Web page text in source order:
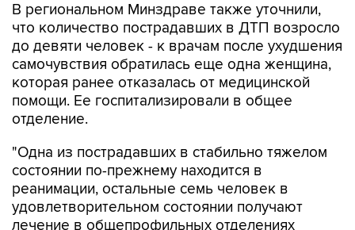
В региональном Минздраве также уточнили,
что количество пострадавших в ДТП возросло
до девяти человек - к врачам после ухудшения
самочувствия обратилась еще одна женщина,
которая ранее отказалась от медицинской
помощи. Ее госпитализировали в общее
отделение.
"Одна из пострадавших в стабильно тяжелом
состоянии по-прежнему находится в
реанимации, остальные семь человек в
удовлетворительном состоянии получают
лечение в общепрофильных отделениях